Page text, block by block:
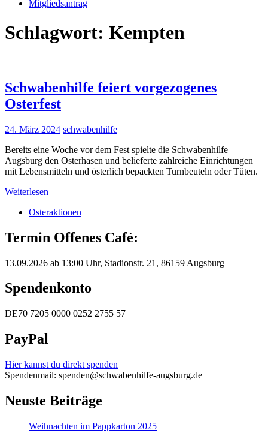
Mitgliedsantrag
Schlagwort: Kempten
Schwabenhilfe feiert vorgezogenes
Osterfest
24. März 2024 schwabenhilfe
Bereits eine Woche vor dem Fest spielte die Schwabenhilfe
Augsburg den Osterhasen und belieferte zahlreiche Einrichtungen
mit Lebensmitteln und österlich bepackten Turnbeuteln oder Tüten.
Weiterlesen
Osteraktionen
Termin Offenes Café:
13.09.2026 ab 13:00 Uhr, Stadionstr. 21, 86159 Augsburg
Spendenkonto
DE70 7205 0000 0252 2755 57
PayPal
Hier kannst du direkt spenden
Spendenmail: spenden@schwabenhilfe-augsburg.de
Neuste Beiträge
Weihnachten im Pappkarton 2025